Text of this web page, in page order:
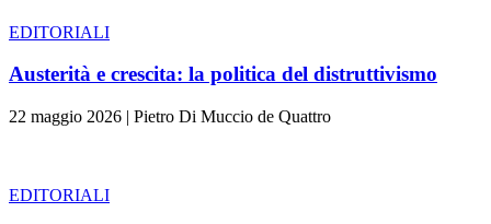
EDITORIALI
Austerità e crescita: la politica del distruttivismo
22 maggio 2026 | Pietro Di Muccio de Quattro
EDITORIALI